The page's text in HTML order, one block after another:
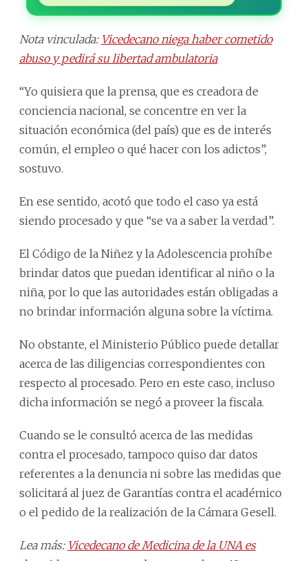
Nota vinculada: Vicedecano niega haber cometido
abuso y pedirá su libertad ambulatoria
“Yo quisiera que la prensa, que es creadora de
conciencia nacional, se concentre en ver la
situación económica (del país) que es de interés
común, el empleo o qué hacer con los adictos”,
sostuvo.
En ese sentido, acotó que todo el caso ya está
siendo procesado y que “se va a saber la verdad”.
El Código de la Niñez y la Adolescencia prohíbe
brindar datos que puedan identificar al niño o la
niña, por lo que las autoridades están obligadas a
no brindar información alguna sobre la víctima.
No obstante, el Ministerio Público puede detallar
acerca de las diligencias correspondientes con
respecto al procesado. Pero en este caso, incluso
dicha información se negó a proveer la fiscala.
Cuando se le consultó acerca de las medidas
contra el procesado, tampoco quiso dar datos
referentes a la denuncia ni sobre las medidas que
solicitará al juez de Garantías contra el académico
o el pedido de la realización de la Cámara Gesell.
Lea más: Vicedecano de Medicina de la UNA es